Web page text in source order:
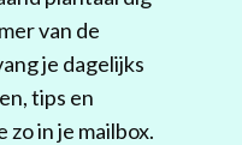
van de
je dagelijks
tips en
in je mailbox.